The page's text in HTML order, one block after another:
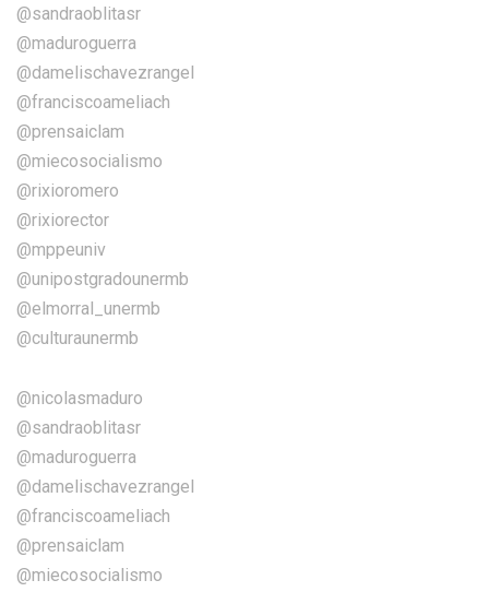
@sandraoblitasr
@maduroguerra
@damelischavezrangel
@franciscoameliach
@prensaiclam
@miecosocialismo
@rixioromero
@rixiorector
@mppeuniv
@unipostgradounermb
@elmorral_unermb
@culturaunermb
@nicolasmaduro
@sandraoblitasr
@maduroguerra
@damelischavezrangel
@franciscoameliach
@prensaiclam
@miecosocialismo